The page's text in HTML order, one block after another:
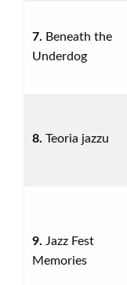
7. Beneath the
Underdog
8. Teoria jazzu
9. Jazz Fest
Memories